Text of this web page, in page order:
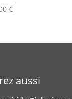
€
aussi